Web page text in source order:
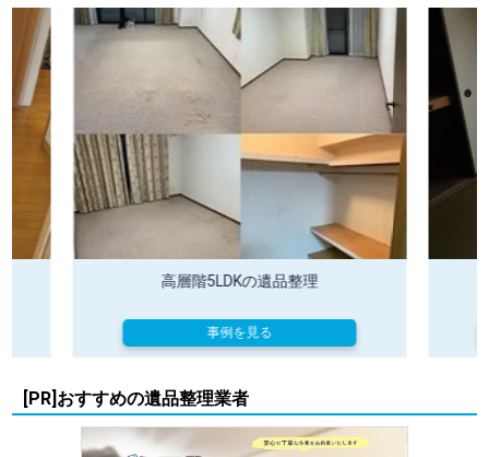
高層階5LDKの遺品整理
事例を見る
[PR]おすすめの遺品整理業者